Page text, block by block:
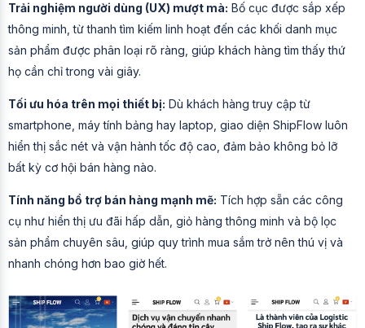
Trải nghiệm người dùng (UX) mượt mà: Bố cục được sắp xếp
thông minh, từ thanh tìm kiếm linh hoạt đến các khối danh mục
sản phẩm được phân loại rõ ràng, giúp khách hàng tìm thấy thứ
họ cần chỉ trong vài giây.
Tối ưu hóa trên mọi thiết bị: Dù khách hàng truy cập từ
smartphone, máy tính bảng hay laptop, giao diện ShipFlow luôn
hiển thị sắc nét và vận hành tốc độ cao, đảm bảo không bỏ lỡ
bất kỳ cơ hội bán hàng nào.
Tính năng bổ trợ bán hàng mạnh mẽ: Tích hợp sẵn các công
cụ như hiển thị ưu đãi hấp dẫn, giỏ hàng thông minh và bộ lọc
sản phẩm chuyên sâu, giúp quy trình mua sắm trở nên thú vị và
nhanh chóng hơn bao giờ hết.